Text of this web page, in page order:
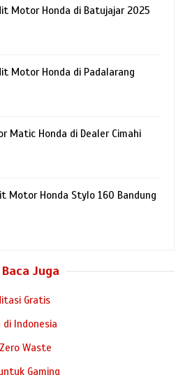
Motor Honda di Batujajar 2025
Motor Honda di Padalarang
Matic Honda di Dealer Cimahi
Motor Honda Stylo 160 Bandung
Baca Juga
Gratis
di Indonesia
Waste
Gaming